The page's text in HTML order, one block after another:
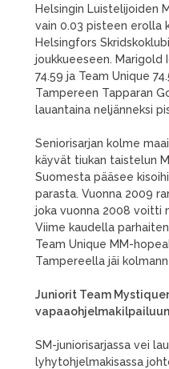
Helsingin Luistelijoiden
vain 0.03 pisteen erolla
Helsingfors
joukkueeseen. Marigold
74.59 ja Team Unique
Tampereen Tapparan
lauantaina neljänneksi
Seniorisarjan kolme
käyvät tiukan taistelun
Suomesta pääsee
parasta. Vuonna 2009
joka vuonna 2008 voitti
Viime kaudella
Team Unique MM-
Tampereella jäi
Juniorit Team
vapaaohjelmakilpailuun
SM-juniorisarjassa vei
lyhytohjelmakisassa